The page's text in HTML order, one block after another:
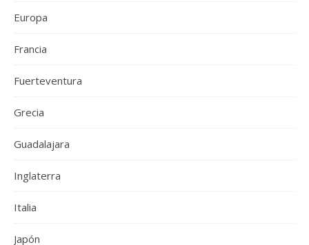
Europa
Francia
Fuerteventura
Grecia
Guadalajara
Inglaterra
Italia
Japón